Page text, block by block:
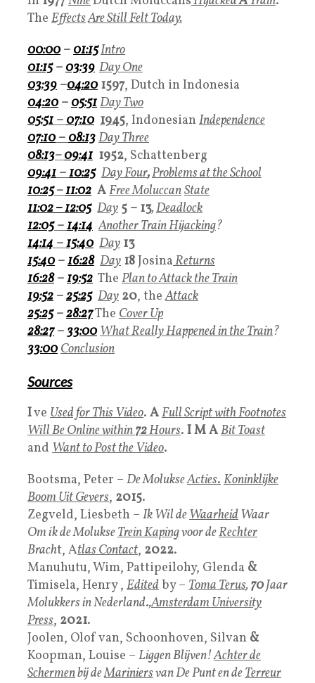
The EffectsAre Still Felt Today.
00:00–01:15Intro
01:15–03:39 Day One
03:39 –04:201597, Dutch in Indonesia
04:20–05:51Day Two
05:51–07:10 1945, Indonesian Independence
07:10–08:13Day Three
08:13–09:41 1952, Schattenberg
09:41–10:25 Day Four,Problems at the School
10:25–11:02 AFreeMoluccanState
11:02 –12:05 Day 5 – 13,Deadlock
12:05–14:14 Another Train Hijacking?
14:14–15:40 Day 13
15:40–16:28 Day 18JosinaReturns
16:28–19:52 The Plan to Attack the Train
19:52 –25:25 Day 20, theAttack
25:25–28:27The Cover Up
28:27–33:00What Really Happened in the Train?
33:00Conclusion
Sources
Ive Used for This Video. AFull Script with Footnotes
Will Be Online within72Hours. I M ABit Toast
and Want to Post the Video.
Bootsma, Peter – De MolukseActies.Koninklijke
Boom Uit Gevers, 2015.
Zegveld, Liesbeth – Ik Wil deWaarheid Waar
Om ik de MolukseTrein Kapingvoor deRechter
Bracht, Atlas Contact, 2022.
Manuhutu, Wim, Pattipeilohy, Glenda &
Timisela, Henry , Editedby – Toma Terus,70Jaar
Molukkers in Nederland.,Amsterdam University
Press, 2021.
Joolen, Olof van, Schoonhoven, Silvan &
Koopman, Louise – Liggen Blijven!Achter de
Schermenbij deMariniersvan De Punt en deTerreur